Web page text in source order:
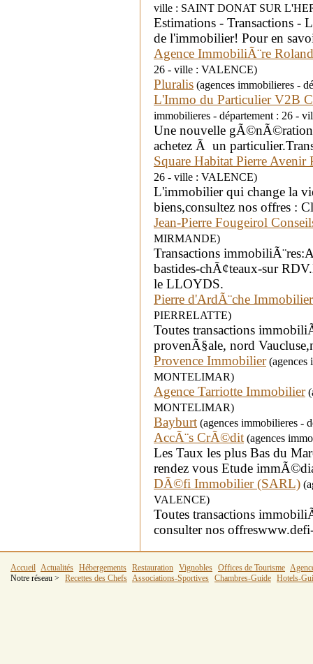
ville : SAINT DONAT SUR
Estimations - Transactions -
de l'immobilier! Pour en
Agence ImmobiliÃ¨re
26 - ville : VALENCE)
Pluralis (agences immobilieres -
L'Immo du Particulier V2B
immobilieres - département : 26
Une nouvelle gÃ©nÃ©ration
achetez Ã un
Square Habitat Pierre Avenir
26 - ville : VALENCE)
L'immobilier qui change la
biens,consultez nos offres :
Jean-Pierre Fougeirol
MIRMANDE)
Transactions
bastides-chÃ¢teaux-sur
le LLOYDS.
Pierre d'ArdÃ¨che Immobilier
PIERRELATTE)
Toutes transactions
provenÃ§ale, nord
Provence Immobilier(agences
MONTELIMAR)
Agence Tarriotte Immobilier
MONTELIMAR)
Bayburt (agences immobilieres -
AccÃ¨s CrÃ©dit (agences
Les Taux les plus Bas du
rendez vous Etude
DÃ©fi Immobilier (SARL)
VALENCE)
Toutes transactions
consulter nos
Accueil Actualités Hébergements Restauration Vignobles Offices de Tourisme
Notre réseau >
Recettes des Chefs Associations-Sportives Chambres-Guide Hotels-